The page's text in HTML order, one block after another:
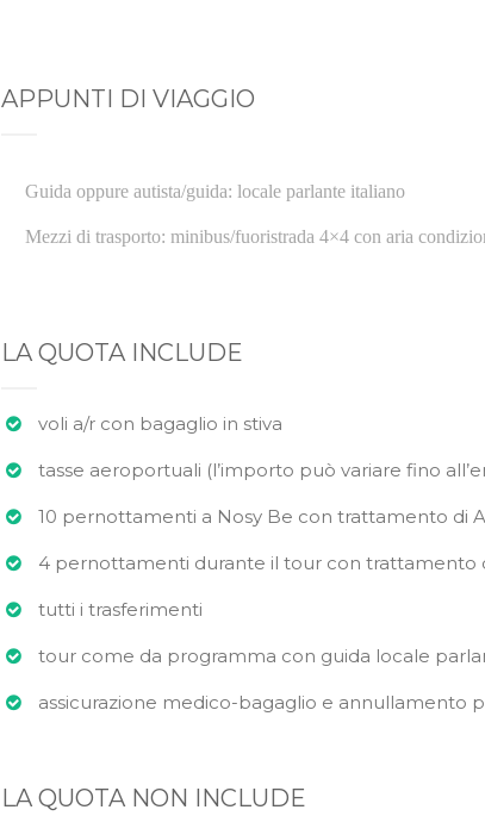
APPUNTI DI VIAGGIO
Guida oppure autista/guida: locale parlante italiano
Mezzi di trasporto: minibus/fuoristrada 4×4 con aria
LA QUOTA INCLUDE
voli a/r con bagaglio in stiva
tasse aeroportuali (l’importo può variare fino
10 pernottamenti a Nosy Be con trattamento di
4 pernottamenti durante il tour con trattamento
tutti i trasferimenti
tour come da programma con guida locale
assicurazione medico-bagaglio e annullamento
LA QUOTA NON INCLUDE